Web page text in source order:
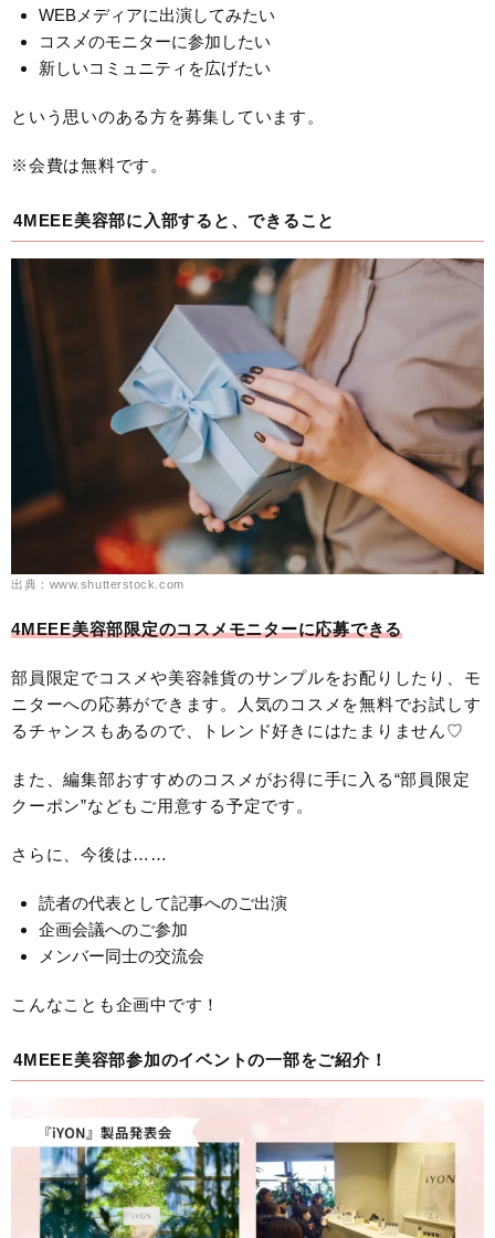
WEBメディアに出演してみたい
コスメのモニターに参加したい
新しいコミュニティを広げたい
という思いのある方を募集しています。
※会費は無料です。
4MEEE美容部に入部すると、できること
出典：www.shutterstock.com
4MEEE美容部限定のコスメモニターに応募できる
部員限定でコスメや美容雑貨のサンプルをお配りしたり、モ
ニターへの応募ができます。人気のコスメを無料でお試しす
るチャンスもあるので、トレンド好きにはたまりません♡
また、編集部おすすめのコスメがお得に手に入る“部員限定
クーポン”などもご用意する予定です。
さらに、今後は……
読者の代表として記事へのご出演
企画会議へのご参加
メンバー同士の交流会
こんなことも企画中です！
4MEEE美容部参加のイベントの一部をご紹介！